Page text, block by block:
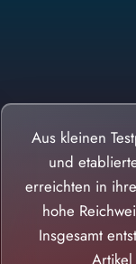
Aus kleinen
und
erreichten in
hohe
Insgesamt